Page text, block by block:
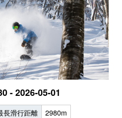
- 2026-05-01
長滑行距離 2980m